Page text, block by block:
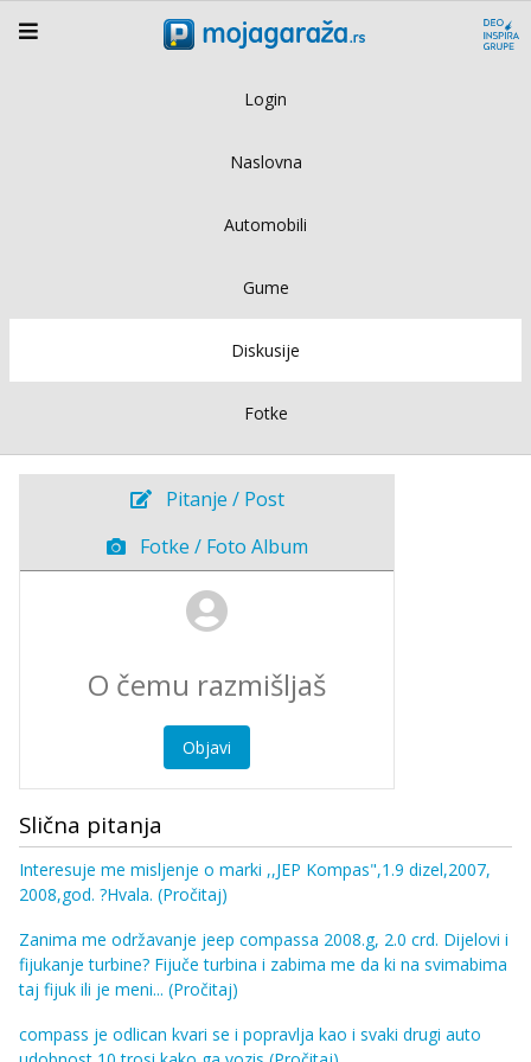
Login
Naslovna
Automobili
Gume
Diskusije
Fotke
Pitanje / Post
Fotke / Foto Album
Objavi
Slična pitanja
Interesuje me misljenje o marki ,,JEP Kompas",1.9 dizel,2007,
2008,god. ?Hvala. (Pročitaj)
Zanima me održavanje jeep compassa 2008.g, 2.0 crd. Dijelovi i
fijukanje turbine? Fijuče turbina i zabima me da ki na svimabima
taj fijuk ili je meni... (Pročitaj)
compass je odlican kvari se i popravlja kao i svaki drugi auto